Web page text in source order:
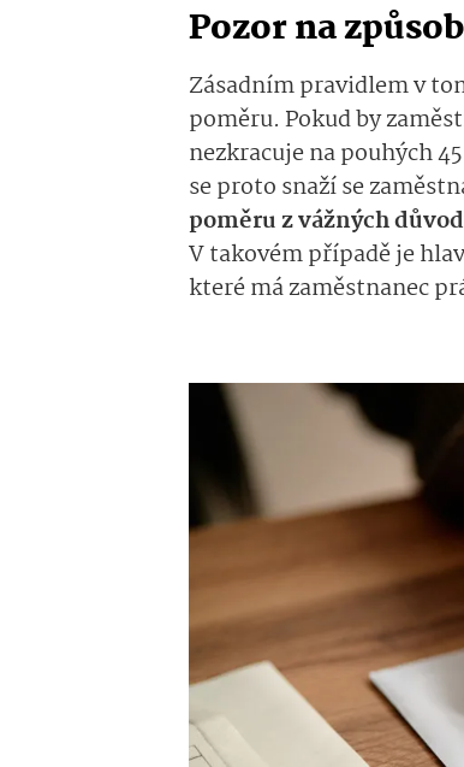
Pozor na
Zásadním pravidlem v
poměru. Pokud by
nezkracuje na pouhých
se proto snaží se
poměru z vážných
V takovém případě je
které má zaměstnanec